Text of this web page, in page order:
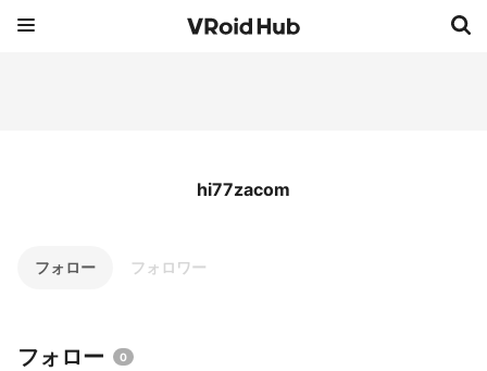
hi77zacom
フォロー フォロワー
フォロー 0